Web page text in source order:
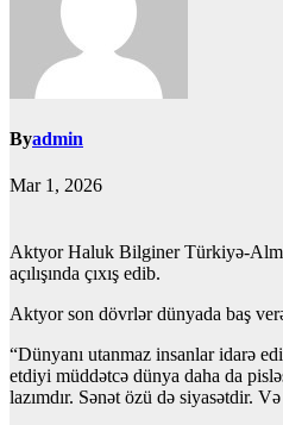
Byadmin
Mar 1, 2026
Aktyor Haluk Bilginer Türkiyə-
açılışında çıxış edib.
Aktyor son dövrlər dünyada baş
“Dünyanı utanmaz insanlar idarə
etdiyi müddətcə dünya daha da
lazımdır. Sənət özü də siyasətdir.